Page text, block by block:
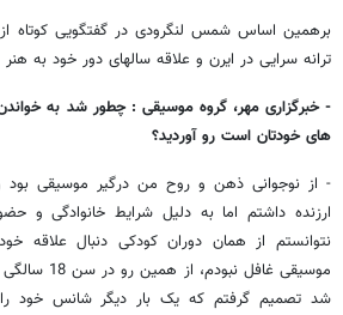
برهمین اساس شمس لنگرودی در گفتگویی کوتاه
ترانه سرایی در ایرن و علاقه سالهای دور خود به
- خبرگزاری مهر، گروه موسیقی : چطور شد به
های خودتان است رو آوردید؟
- از نوجوانی ذهن و روح من درگیر موسیقی بود
ارزنده داشتم اما به دلیل شرایط خانوادگی و
نتوانستم از همان دوران کودکی دنبال علاقه
موسیقی غافل
شد تصمیم گرفتم که یک بار دیگر شانس خود را